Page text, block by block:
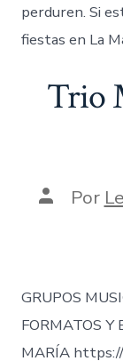
perduren. Si
fiestas en La
Trio
AutorPor
GRUPOS
FORMATOS Y
MARÍA